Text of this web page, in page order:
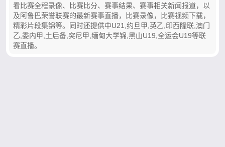
看比赛全程录像、比赛比分、赛事结果、赛事相关新闻报道，以
及阿鲁巴荣誉联赛的最新赛事直播，比赛录像，比赛视频下载，
精彩片段集锦等。同时还提供中U21,约旦甲,英乙,印西隆联,澳门
乙,委内甲,土后备,突尼甲,缅甸大学锦,黑山U19,全运会U19等联
赛直播。